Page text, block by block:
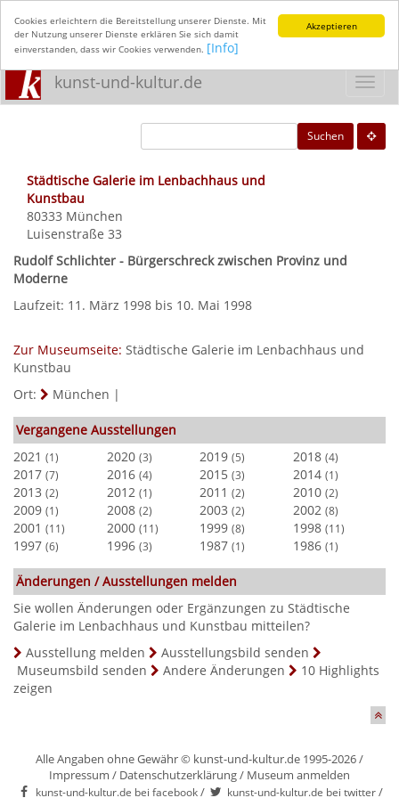
Akzeptieren
Cookies erleichtern die Bereitstellung unserer Dienste. Mit
der Nutzung unserer Dienste erklären Sie sich damit
einverstanden, dass wir Cookies verwenden. [Info]
kunst-und-kultur.de
Suchen
Städtische Galerie im Lenbachhaus und
Kunstbau
80333 München
Luisenstraße 33
Rudolf Schlichter - Bürgerschreck zwischen Provinz und
Moderne
Laufzeit: 11. März 1998 bis 10. Mai 1998
Zur Museumseite: Städtische Galerie im Lenbachhaus und
Kunstbau
Ort:
München |
Vergangene Ausstellungen
2021 (1) 2020 (3) 2019 (5) 2018 (4)
2017 (7) 2016 (4) 2015 (3) 2014 (1)
2013 (2) 2012 (1) 2011 (2) 2010 (2)
2009 (1) 2008 (2) 2003 (2) 2002 (8)
2001 (11) 2000 (11) 1999 (8) 1998 (11)
1997 (6) 1996 (3) 1987 (1) 1986 (1)
Änderungen / Ausstellungen melden
Sie wollen Änderungen oder Ergänzungen zu Städtische
Galerie im Lenbachhaus und Kunstbau mitteilen?
Ausstellung melden
Ausstellungsbild senden
Museumsbild senden
Andere Änderungen
10 Highlights
zeigen
Alle Angaben ohne Gewähr © kunst-und-kultur.de 1995-2026 /
Impressum / Datenschutzerklärung/ Museum anmelden
kunst-und-kultur.de bei facebook/ kunst-und-kultur.de bei twitter/